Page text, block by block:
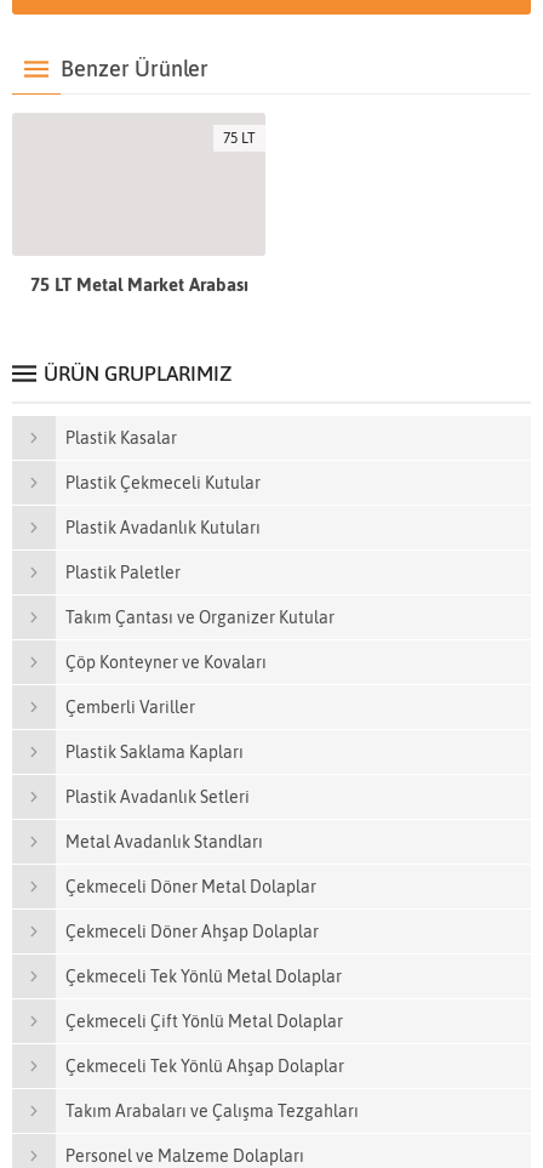
Benzer Ürünler
75 LT
75 LT Metal Market Arabası
ÜRÜN GRUPLARIMIZ
Plastik Kasalar
Plastik Çekmeceli Kutular
Plastik Avadanlık Kutuları
Plastik Paletler
Takım Çantası ve Organizer Kutular
Çöp Konteyner ve Kovaları
Çemberli Variller
Plastik Saklama Kapları
Plastik Avadanlık Setleri
Metal Avadanlık Standları
Çekmeceli Döner Metal Dolaplar
Çekmeceli Döner Ahşap Dolaplar
Çekmeceli Tek Yönlü Metal Dolaplar
Çekmeceli Çift Yönlü Metal Dolaplar
Çekmeceli Tek Yönlü Ahşap Dolaplar
Takım Arabaları ve Çalışma Tezgahları
Personel ve Malzeme Dolapları